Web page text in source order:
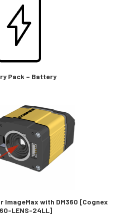
Pack – Battery
ImageMax with DM360 [Cognex
LENS-24LL]